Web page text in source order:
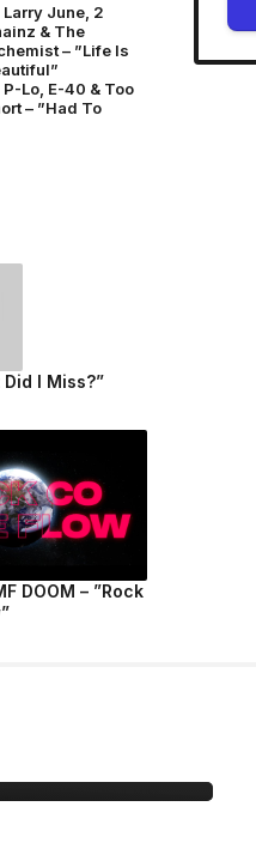
Larry June, 2
& The
– ”Life Is
P-Lo, E-40 & Too
– ”Had To
I Miss?”
DOOM – ”Rock